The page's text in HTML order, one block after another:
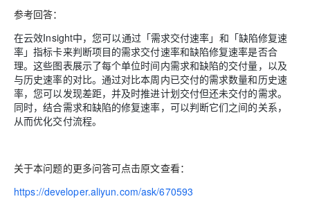
参考回答：
在云效Insight中，您可以通过「需求交付速率」和「缺陷修复速
率」指标卡来判断项目的需求交付速率和缺陷修复速率是否合
理。这些图表展示了每个单位时间内需求和缺陷的交付量，以及
与历史速率的对比。通过对比本周内已交付的需求数量和历史速
率，您可以发现差距，并及时推进计划交付但还未交付的需求。
同时，结合需求和缺陷的修复速率，可以判断它们之间的关系，
从而优化交付流程。
关于本问题的更多问答可点击原文查看：
https://developer.aliyun.com/ask/670593